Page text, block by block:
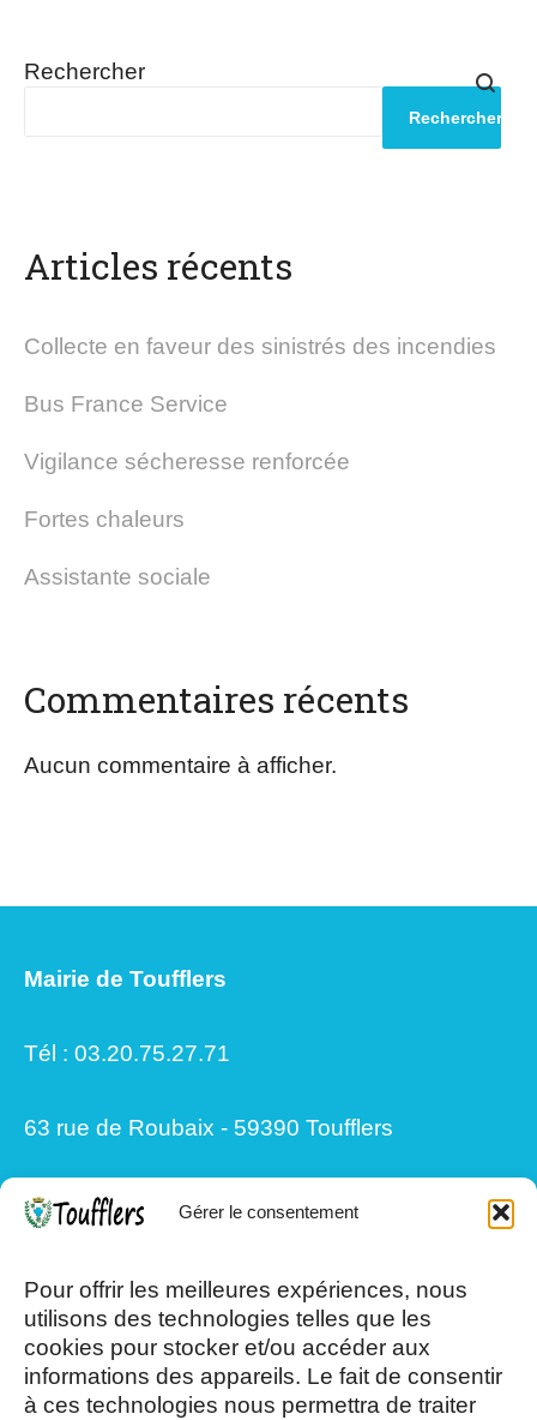
Gérer le consentement
Pour offrir les meilleures expériences, nous
utilisons des technologies telles que les
cookies pour stocker et/ou accéder aux
informations des appareils. Le fait de consentir
à ces technologies nous permettra de traiter
Rechercher
Rechercher
Articles récents
Collecte en faveur des sinistrés des incendies
Bus France Service
Vigilance sécheresse renforcée
Fortes chaleurs
Assistante sociale
Commentaires récents
Aucun commentaire à afficher.
Mairie de Toufflers
Tél : 03.20.75.27.71
63 rue de Roubaix - 59390 Toufflers
13h30/17h15
Mercredi et Samedi : 8h- 12h